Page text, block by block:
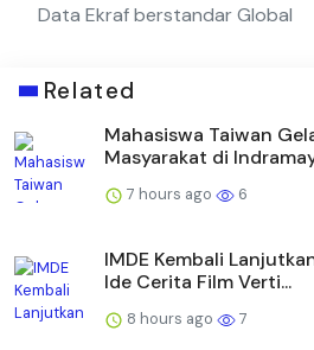
Data Ekraf berstandar Global
Related
Mahasiswa Taiwan
Masyarakat di
7 hours ago 6
IMDE Kembali
Ide Cerita Film Verti...
8 hours ago 7